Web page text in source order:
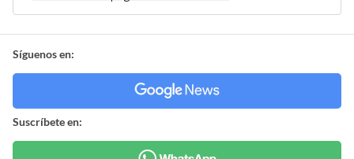
Síguenos en:
Suscríbete en: